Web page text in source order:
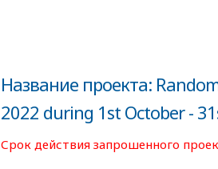
Название проекта:
2022 during 1st October -
Срок действия запрошенного